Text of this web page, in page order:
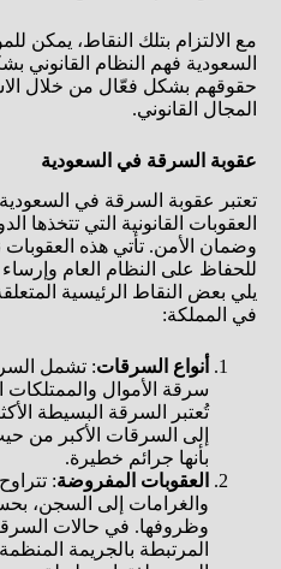
مع الالتزام بتلك النقاط، يمكن
السعودية فهم النظام القانوني
حقوقهم بشكل فعّال من خلال
المجال القانوني.
عقوبة السرقة في السعودية
تعتبر عقوبة السرقة في
العقوبات القانونية التي تتخذها
وضمان الأمن. تأتي هذه العقوبات
للحفاظ على النظام العام وإرساء
يلي بعض النقاط الرئيسية
في المملكة:
أنواع السرقات: تشمل
سرقة الأموال والممتلكات
تُعتبر السرقة البسيطة
إلى السرقات الأكبر من
بأنها جرائم خطيرة.
العقوبات المفروضة:
والغرامات إلى السجن،
وظروفها. في حالات
المرتبطة بالجريمة